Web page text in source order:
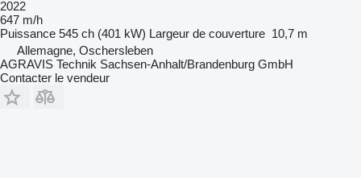
2022
647 m/h
Puissance 545 ch (401 kW) Largeur de couverture 10,7 m
Allemagne, Oschersleben
AGRAVIS Technik Sachsen-Anhalt/Brandenburg GmbH
Contacter le vendeur